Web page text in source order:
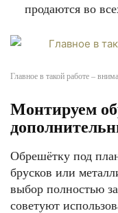
продаются во
Главное в такой работе –
Монтируем
Обрешётку под
брусков или
выбор полностью
советуют